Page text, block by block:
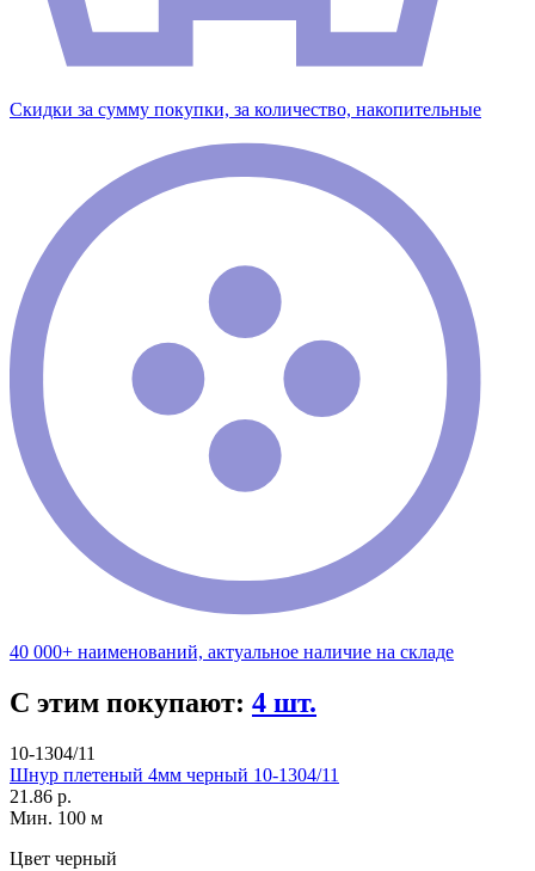
Скидки за сумму покупки, за количество, накопительные
40 000+ наименований, актуальное наличие на складе
С этим покупают: 4 шт.
10-1304/11
Шнур плетеный 4мм черный 10-1304/11
21.86 р.
Мин. 100 м
Цвет черный